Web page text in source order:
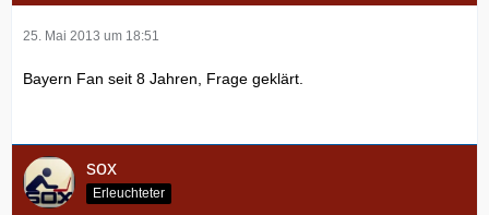
25. Mai 2013 um 18:51
Bayern Fan seit 8 Jahren, Frage geklärt.
sox
Erleuchteter